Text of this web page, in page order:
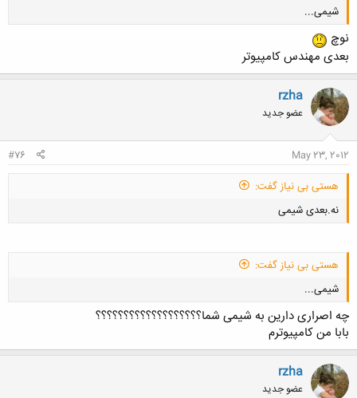
شیمی...
نوچ
بعدی مهندس کامپیوتر
rzha
عضو جدید
May 23, 2012
#76
هستی بی نیاز گفت:
نه.بعدی شیمی
کلیک کنید تا باز شود...
هستی بی نیاز گفت:
شیمی...
چه اصراری دارین به شیمی شما؟؟؟؟؟؟؟؟؟؟؟؟؟؟؟؟؟؟؟
بابا من کامپیوترم
rzha
عضو جدید